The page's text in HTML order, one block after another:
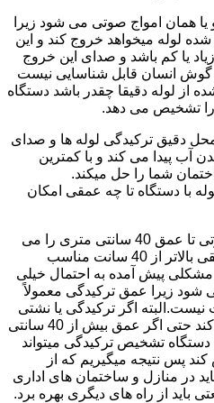
همان امواج صوتی می شود زیرا
لوله میخواهد خروج کند و این
یا کم باشد و صدای این خروج
گوش انسان قابل شناسایی نیست
از لوله دقیقا چقدر باشد دستگاه
را تشخیص می دهد.
دقیق ترکیدگی لوله ها و صدای
آب پیدا می کند و با کمترین
شما را حل میکند.
با دستگاه تا چه عمقی امکان
دستگاه های نشت یابی لوله صوتی تا عمق 40 سانتی متری را می
توانند نشت یابی کنند و برای عمقی بالاتر از 40 سانت مناسب
مشکلی پیش آمده به احتمال خیلی
شود زیرا عمق ترکیدگی معمولاً
ها بیش از 40 سانت نیست.البته اگر ترکیدگی یا نشتی
لوله زیاد باشد و صدایی را ایجاد کند حتی اگر عمق بیش از 40 سانتی
تشخیص ترکیدگی میتواند
پس نتیجه میگیریم که از
در منازل و ساختمان های اداری
باید از راه های دیگری بهره برد.